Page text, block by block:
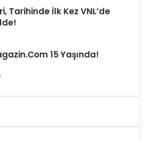
p
i
a
k
Tarihinde İlk Kez VNL’de
15 Yaşında!